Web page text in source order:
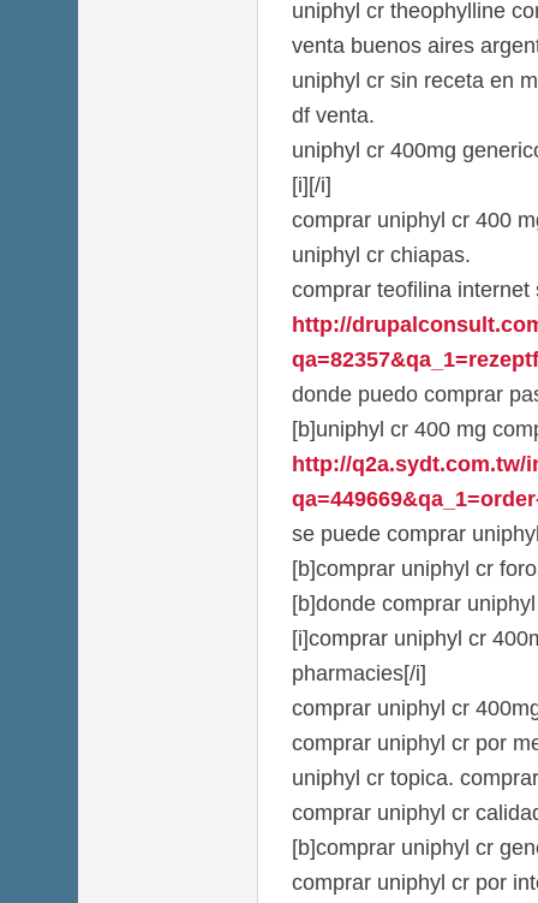
uniphyl cr theophylline
venta buenos aires
uniphyl cr sin receta en
df venta.
uniphyl cr 400mg
[i][/i]
comprar uniphyl cr 400
uniphyl cr chiapas.
comprar teofilina internet
http://
donde puedo comprar
[b]uniphyl cr 400 mg
http://q2a.sydt.com.tw/
se puede comprar
[b]comprar uniphyl cr
[b]donde comprar
[i]comprar uniphyl cr
pharmacies[/i]
comprar uniphyl cr
comprar uniphyl cr por
uniphyl cr topica.
comprar uniphyl cr
[b]comprar uniphyl cr
comprar uniphyl cr por